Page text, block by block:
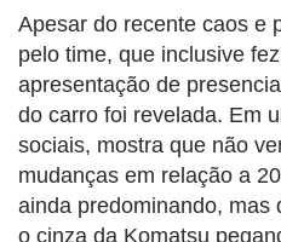
Apesar do recente caos e
pelo time, que inclusive
apresentação de
do carro foi revelada. Em
sociais, mostra que não
mudanças em relação a
ainda predominando, mas
o cinza da Komatsu